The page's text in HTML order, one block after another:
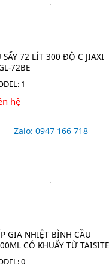
SẤY 72 LÍT 300 ĐỘ C JIAXI
72BE
1
hệ
Zalo: 0947 166 718
GIA NHIỆT BÌNH CẦU
CÓ KHUẤY TỪ TAISITE
0